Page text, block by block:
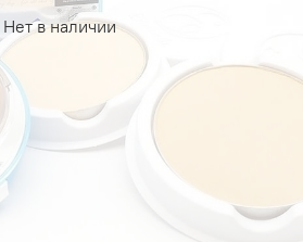
Нет в наличии